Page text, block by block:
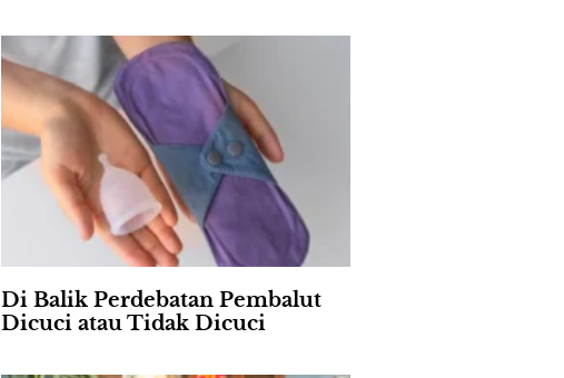
Di Balik Perdebatan Pembalut
Dicuci atau Tidak Dicuci